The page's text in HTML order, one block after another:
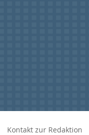
Kontakt zur Redaktion